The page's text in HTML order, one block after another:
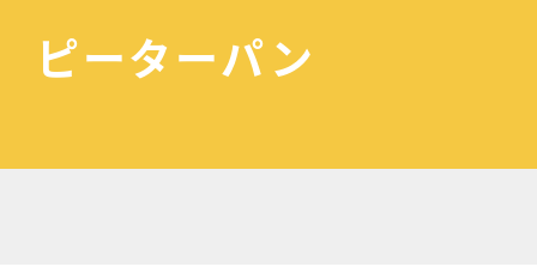
ピーターパン